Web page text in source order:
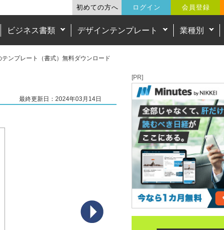
初めての方へ ログイン 会員登録
ビジネス書類 デザインテンプレート 業種別
テンプレート（書式）無料ダウンロード
最終更新日：2024年03月14日
[PR]